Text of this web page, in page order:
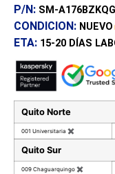
P/N: SM-
CONDICION: NUEVO
ETA: 15-20 DÍAS
Quito Norte
001 Universitaria ✖
Quito Sur
009 Chaguarquingo ✖